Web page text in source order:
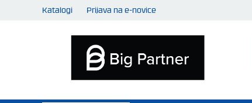
Katalogi Prijava na e-novice